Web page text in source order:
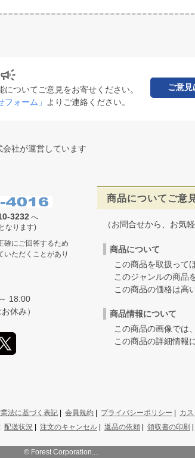
ついてご意見をお寄せください。
フォーム」 よりご連絡ください。
ご意見
会社が運営しています
3232 へ
なります)
確にご回答するため
いただくことがあり
18:00
休み）
商品についてご意
（お問合せから、お気
商品について
この商品を取扱って
このジャンルの商品
この商品の価格は高
商品情報について
この商品の画像では
この商品の詳細情報
法に基づく表記 会員規約 プライバシーポリシー
カ
配送状況 注文のキャンセル 返品の依頼 領収書の印刷
© Forest Corporation....